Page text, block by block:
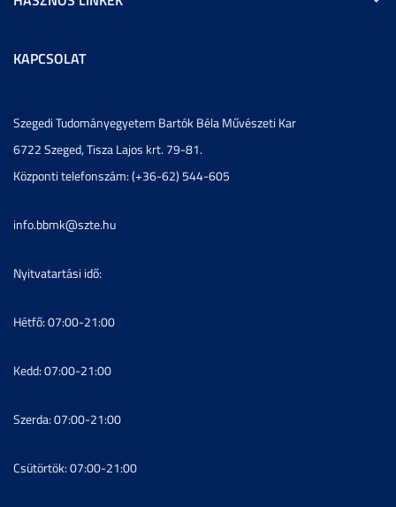
KAPCSOLAT
Szegedi Tudományegyetem Bartók Béla Művészeti Kar
6722 Szeged, Tisza Lajos krt. 79-81.
Központi telefonszám: (+36-62) 544-605
info.bbmk@szte.hu
Nyitvatartási idő:
Hétfő: 07:00-21:00
Kedd: 07:00-21:00
Szerda: 07:00-21:00
Csütörtök: 07:00-21:00